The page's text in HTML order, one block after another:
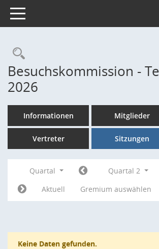
Toggle navigation
Rechercheauswahl
Besuchskommission -
2026
Informationen Mitglieder
Vertreter Sitzungen
Quartal Quartal 2
Aktuell
Gremium auswählen
Keine Daten gefunden.